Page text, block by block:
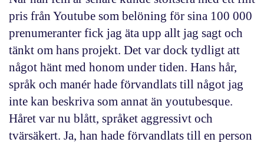
pris från Youtube som belöning för sina 100 000
prenumeranter fick jag äta upp allt jag sagt och
tänkt om hans projekt. Det var dock tydligt att
något hänt med honom under tiden. Hans hår,
språk och manér hade förvandlats till något jag
inte kan beskriva som annat än youtubesque.
Håret var nu blått, språket aggressivt och
tvärsäkert. Ja, han hade förvandlats till en person